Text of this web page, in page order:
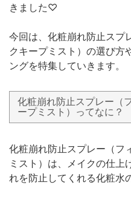
きました♡
今回は、化粧崩れ防止スプ
クキープミスト）の選び方
ングを特集していきます。
化粧崩れ防止スプレー（
ープミスト）ってなに？
化粧崩れ防止スプレー（フ
ミスト）は、メイクの仕上
れを防止してくれる化粧水